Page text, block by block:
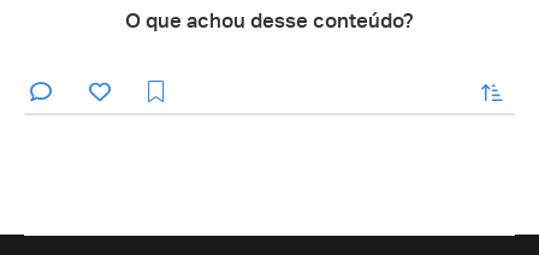
O que achou desse conteúdo?
enviar